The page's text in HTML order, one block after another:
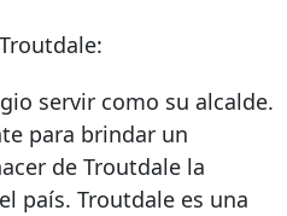
servir como su alcalde.
para brindar un
de Troutdale la
país. Troutdale es una